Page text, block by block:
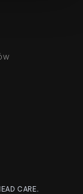
CARE.